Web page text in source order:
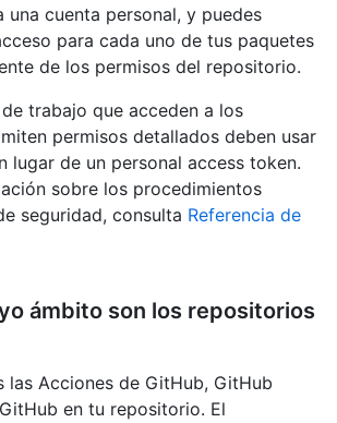
una cuenta personal, y puedes
para cada uno de tus paquetes
de los permisos del repositorio.
trabajo que acceden a los
permisos detallados deben usar
lugar de un personal access token.
sobre los procedimientos
seguridad, consulta Referencia de
ámbito son los repositorios
las Acciones de GitHub, GitHub
en tu repositorio. El